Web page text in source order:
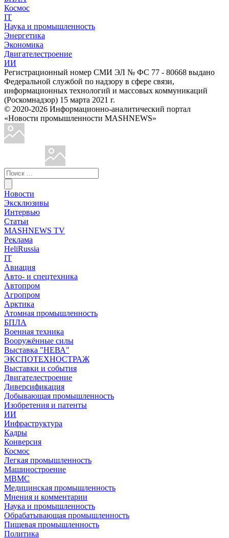
Космос
IT
Наука и промышленность
Энергетика
Экономика
Двигателестроение
ИИ
Регистрационный номер СМИ ЭЛ № ФС 77 - 80668 выдано
Федеральной службой по надзору в сфере связи,
информационных технологий и массовых коммуникаций
(Роскомнадзор) 15 марта 2021 г.
© 2020-2026 Информационно-аналитический портал
«Новости промышленности MASHNEWS»
Новости
Эксклюзивы
Интервью
Статьи
MASHNEWS TV
Реклама
HeliRussia
IT
Авиация
Авто- и спецтехника
Автопром
Агропром
Арктика
Атомная промышленность
БПЛА
Военная техника
Вооружённые силы
Выставка "НЕВА"
ЭКСПОТЕХНОСТРАЖ
Выставки и события
Двигателестроение
Диверсификация
Добывающая промышленность
Изобретения и патенты
ИИ
Инфраструктура
Кадры
Конверсия
Космос
Легкая промышленность
Машиностроение
МВМС
Медицинская промышленность
Мнения и комментарии
Наука и промышленность
Обрабатывающая промышленность
Пищевая промышленность
Политика